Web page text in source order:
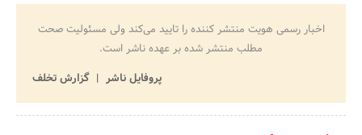
اخبار رسمی هویت منتشر کننده را تایید می‌کند ولی مسئولیت صحت
مطلب منتشر شده بر عهده ناشر است.
پروفایل ناشر
گزارش تخلف